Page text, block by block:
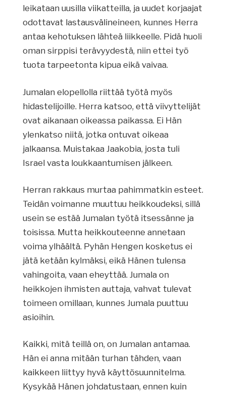
leikataan uusilla viikatteilla, ja uudet korjaajat
odottavat lastausvälineineen, kunnes Herra
antaa kehotuksen lähteä liikkeelle. Pidä huoli
oman sirppisi terävyydestä, niin ettei työ
tuota tarpeetonta kipua eikä vaivaa.
Jumalan elopellolla riittää työtä myös
hidastelijoille. Herra katsoo, että viivyttelijät
ovat aikanaan oikeassa paikassa. Ei Hän
ylenkatso niitä, jotka ontuvat oikeaa
jalkaansa. Muistakaa Jaakobia, josta tuli
Israel vasta loukkaantumisen jälkeen.
Herran rakkaus murtaa pahimmatkin esteet.
Teidän voimanne muuttuu heikkoudeksi, sillä
usein se estää Jumalan työtä itsessänne ja
toisissa. Mutta heikkouteenne annetaan
voima ylhäältä. Pyhän Hengen kosketus ei
jätä ketään kylmäksi, eikä Hänen tulensa
vahingoita, vaan eheyttää. Jumala on
heikkojen ihmisten auttaja, vahvat tulevat
toimeen omillaan, kunnes Jumala puuttuu
asioihin.
Kaikki, mitä teillä on, on Jumalan antamaa.
Hän ei anna mitään turhan tähden, vaan
kaikkeen liittyy hyvä käyttösuunnitelma.
Kysykää Hänen johdatustaan, ennen kuin